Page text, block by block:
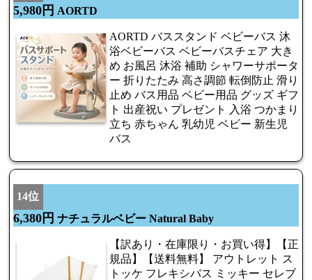
5,980円 AORTD
AORTD バススタンド ベビーバス 沐
浴ベビーバス ベビーバスチェア 大き
め お風呂 沐浴 補助 シャワーサポータ
ー 折りたたみ 高さ調節 転倒防止 滑り
止め バス用品 ベビー用品 グッズ ギフ
ト 出産祝い プレゼント 入浴 つかまり
立ち 赤ちゃん 乳幼児 ベビー 新生児
バス
14位
6,380円 ナチュラルベビー Natural Baby
【訳あり・在庫限り・お買い得】【正
規品】【送料無料】 アウトレット ス
トッケ フレキシバス ミッキー セレブ